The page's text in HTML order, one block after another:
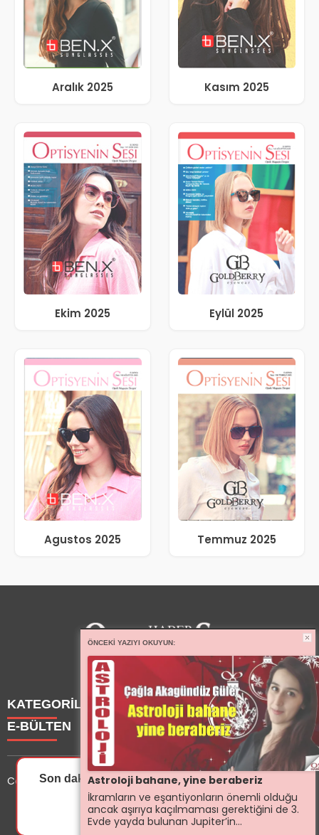
Aralık 2025 Kasım 2025
Ekim 2025 Eylül 2025
Agustos 2025 Temmuz 2025
KATEGORİLER
Haberler
Yazarlarımız
Etkinlik
Dersler
E-BÜLTEN
optisyeninsesi.come-bültenine abone olarak, tarafınıza
haber, duyuru ve kampanya içerikli e-postaların
gönderilmesini kabul etmiş olursunuz.
Copyright © 2025 OptisyeninSesi Tüm Hakları Saklıdır.
Son dakika gelişmelerinden ilk sen haberdar ol.
İzin Ver Sonra
ÖNCEKI YAZIYI OKUYUN:
Astroloji bahane, yine beraberiz
İkramların ve eşantiyonların önemli olduğu
ancak aşırıya kaçılmaması gerektiğini de 3.
Evde yayda bulunan Jupiter’in...